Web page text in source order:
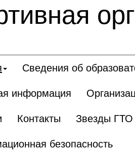
Сведения об
информация
Контакты Звезды ГТО
безопасность